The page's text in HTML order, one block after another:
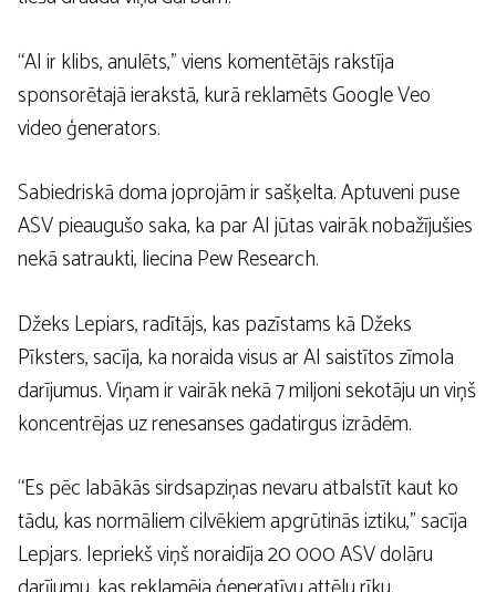
“AI ir klibs, anulēts,” viens komentētājs rakstīja
sponsorētajā ierakstā, kurā reklamēts Google Veo
video ģenerators.
Sabiedriskā doma joprojām ir sašķelta. Aptuveni puse
ASV pieaugušo saka, ka par AI jūtas vairāk nobažījušies
nekā satraukti, liecina Pew Research.
Džeks Lepiars, radītājs, kas pazīstams kā Džeks
Pīksters, sacīja, ka noraida visus ar AI saistītos zīmola
darījumus. Viņam ir vairāk nekā 7 miljoni sekotāju un viņš
koncentrējas uz renesanses gadatirgus izrādēm.
“Es pēc labākās sirdsapziņas nevaru atbalstīt kaut ko
tādu, kas normāliem cilvēkiem apgrūtinās iztiku,” sacīja
Lepjars. Iepriekš viņš noraidīja 20 000 ASV dolāru